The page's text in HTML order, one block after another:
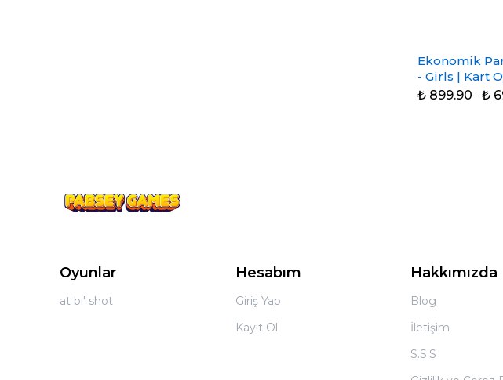
Ekonomik
- Girls | Kart
₺ 899.90
₺
Oyunlar
at bi' shot
Hesabım
Giriş Yap
Kayıt Ol
Hakkımızda
Blog
İletişim
S.S.S